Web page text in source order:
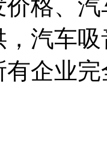
格、
汽车
企业